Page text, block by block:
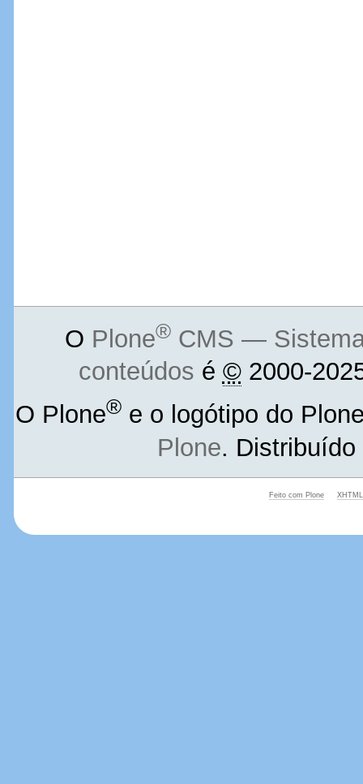
O Plone®CMS — Sistema
conteúdos é ©2000-
O Plone® e o logótipo do
Plone.
Feito com Plone